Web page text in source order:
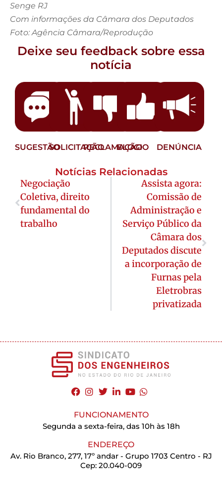
Senge RJ
Com informações da Câmara dos Deputados
Foto: Agência Câmara/Reprodução
Deixe seu feedback sobre essa
notícia
SUGESTÃOSOLICITAÇÃORECLAMAÇÃO
ELOGIO DENÚNCIA
Notícias Relacionadas
Negociação
Coletiva, direito
fundamental do
trabalho
Assista agora:
Comissão de
Administração e
Serviço Público da
Câmara dos
Deputados discute
a incorporação de
Furnas pela
Eletrobras
privatizada
FUNCIONAMENTO
Segunda a sexta-feira, das 10h às 18h
ENDEREÇO
Av. Rio Branco, 277, 17º andar - Grupo 1703 Centro - RJ
Cep: 20.040-009